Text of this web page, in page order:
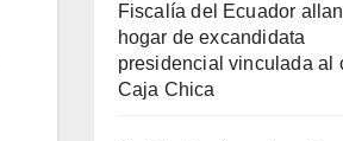
Fiscalía del Ecuador
hogar de excandidata
presidencial vinculada al
Caja Chica